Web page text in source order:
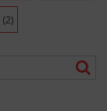
(2)